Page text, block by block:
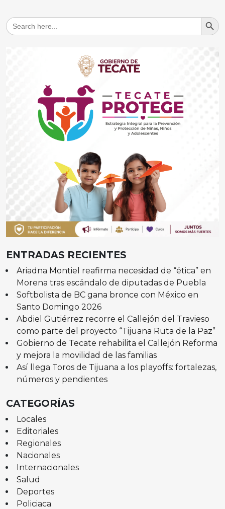
Search
for:
Search
ENTRADAS RECIENTES
Ariadna Montiel reafirma necesidad de “ética” en
Morena tras escándalo de diputadas de Puebla
Softbolista de BC gana bronce con México en
Santo Domingo 2026
Abdiel Gutiérrez recorre el Callejón del Travieso
como parte del proyecto “Tijuana Ruta de la Paz”
Gobierno de Tecate rehabilita el Callejón Reforma
y mejora la movilidad de las familias
Así llega Toros de Tijuana a los playoffs: fortalezas,
números y pendientes
CATEGORÍAS
Locales
Editoriales
Regionales
Nacionales
Internacionales
Salud
Deportes
Policiaca